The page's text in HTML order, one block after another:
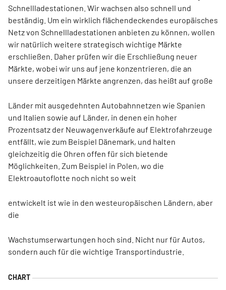
Schnellladestationen. Wir wachsen also schnell und
beständig. Um ein wirklich flächendeckendes europäisches
Netz von Schnellladestationen anbieten zu können, wollen
wir natürlich weitere strategisch wichtige Märkte
erschließen. Daher prüfen wir die Erschließung neuer
Märkte, wobei wir uns auf jene konzentrieren, die an
unsere derzeitigen Märkte angrenzen, das heißt auf große
Länder mit ausgedehnten Autobahnnetzen wie Spanien
und Italien sowie auf Länder, in denen ein hoher
Prozentsatz der Neuwagenverkäufe auf Elektrofahrzeuge
entfällt, wie zum Beispiel Dänemark, und halten
gleichzeitig die Ohren offen für sich bietende
Möglichkeiten. Zum Beispiel in Polen, wo die
Elektroautoflotte noch nicht so weit
entwickelt ist wie in den westeuropäischen Ländern, aber
die
Wachstumserwartungen hoch sind. Nicht nur für Autos,
sondern auch für die wichtige Transportindustrie.